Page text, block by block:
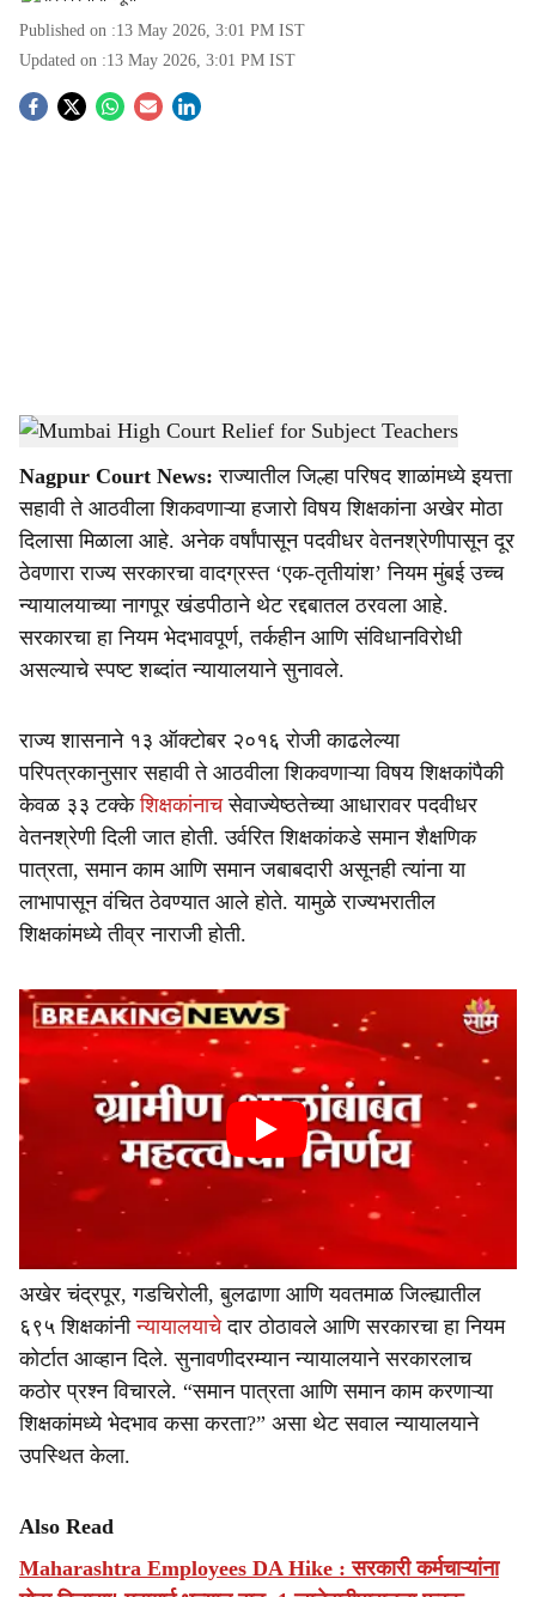
Published on :13 May 2026, 3:01 PM IST
Updated on :13 May 2026, 3:01 PM IST
S
a
r
e
Mumbai High Court Relief for Subject Teachers- AI Image
Nagpur Court News: राज्यातील जिल्हा परिषद शाळांमध्ये इयत्ता
सहावी ते आठवीला शिकवणाऱ्या हजारो विषय शिक्षकांना अखेर मोठा
दिलासा मिळाला आहे. अनेक वर्षांपासून पदवीधर वेतनश्रेणीपासून दूर
ठेवणारा राज्य सरकारचा वादग्रस्त ‘एक-तृतीयांश’ नियम मुंबई उच्च
न्यायालयाच्या नागपूर खंडपीठाने थेट रद्दबातल ठरवला आहे.
सरकारचा हा नियम भेदभावपूर्ण, तर्कहीन आणि संविधानविरोधी
असल्याचे स्पष्ट शब्दांत न्यायालयाने सुनावले.
राज्य शासनाने १३ ऑक्टोबर २०१६ रोजी काढलेल्या
परिपत्रकानुसार सहावी ते आठवीला शिकवणाऱ्या विषय शिक्षकांपैकी
केवळ ३३ टक्केशिक्षकांनाचसेवाज्येष्ठतेच्या आधारावर पदवीधर
वेतनश्रेणी दिली जात होती. उर्वरित शिक्षकांकडे समान शैक्षणिक
पात्रता, समान काम आणि समान जबाबदारी असूनही त्यांना या
लाभापासून वंचित ठेवण्यात आले होते. यामुळे राज्यभरातील
शिक्षकांमध्ये तीव्र नाराजी होती.
अखेर चंद्रपूर, गडचिरोली, बुलढाणा आणि यवतमाळ जिल्ह्यातील
६९५ शिक्षकांनीन्यायालयाचेदार ठोठावले आणि सरकारचा हा नियम
कोर्टात आव्हान दिले. सुनावणीदरम्यान न्यायालयाने सरकारलाच
कठोर प्रश्न विचारले. “समान पात्रता आणि समान काम करणाऱ्या
शिक्षकांमध्ये भेदभाव कसा करता?” असा थेट सवाल न्यायालयाने
उपस्थित केला.
Also Read
Maharashtra Employees DA Hike : सरकारी कर्मचाऱ्यांना